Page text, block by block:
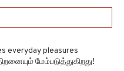
மேம்படுத்துகிறது!